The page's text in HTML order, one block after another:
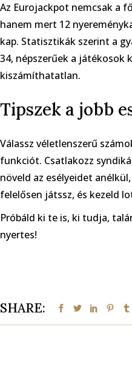
Az Eurojackpot nemcsak a
hanem mert 12
kap. Statisztikák szerint a
34, népszerűek a játékosok
kiszámíthatatlan.
Tipszek a jobb
Válassz véletlenszerű
funkciót. Csatlakozz
növeld az esélyeidet
felelősen játssz, és kezeld
Próbáld ki te is, ki tudja,
nyertes!
SHARE: